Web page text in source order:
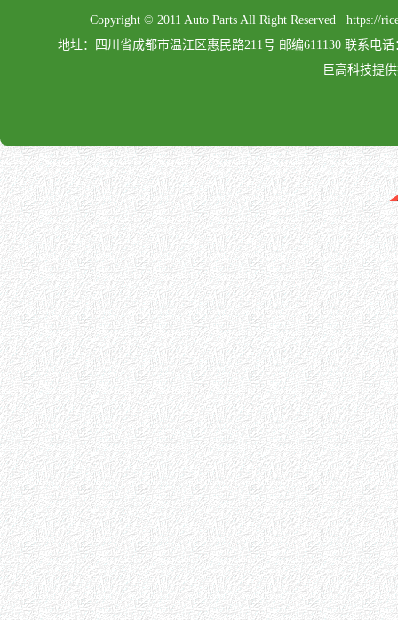
Copyright © 2011 Auto Parts All Right Reserved
地址：四川省成都市温江区惠民路211号 邮编611130 联系电话
巨高科技提